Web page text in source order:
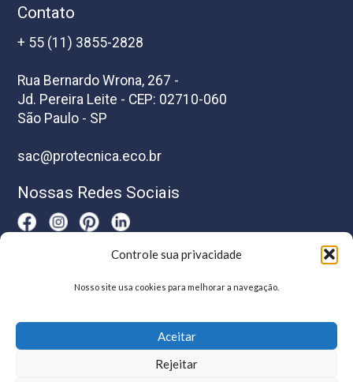
Controle sua privacidade
Nosso site usa cookies para melhorar a navegação.
Aceitar
Rejeitar
Contato
+ 55 (11) 3855-2828
Rua Bernardo Wrona, 267 -
Jd. Pereira Leite - CEP: 02710-060
São Paulo - SP
sac@protecnica.eco.br
Nossas Redes Sociais